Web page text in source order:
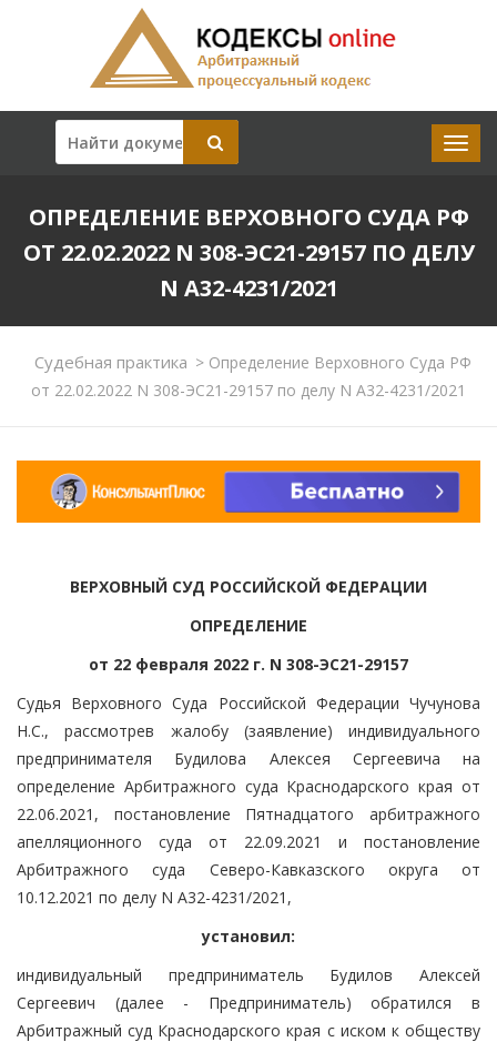
ОПРЕДЕЛЕНИЕ ВЕРХОВНОГО СУДА РФ
ОТ 22.02.2022 N 308-ЭС21-29157 ПО ДЕЛУ
N А32-4231/2021
Судебная практика >Определение Верховного Суда РФ
от 22.02.2022 N 308-ЭС21-29157 по делу N А32-4231/2021
ВЕРХОВНЫЙ СУД РОССИЙСКОЙ ФЕДЕРАЦИИ
ОПРЕДЕЛЕНИЕ
от 22 февраля 2022 г. N 308-ЭС21-29157
Судья Верховного Суда Российской Федерации Чучунова
Н.С., рассмотрев жалобу (заявление) индивидуального
предпринимателя Будилова Алексея Сергеевича на
определение Арбитражного суда Краснодарского края от
22.06.2021, постановление Пятнадцатого арбитражного
апелляционного суда от 22.09.2021 и постановление
Арбитражного суда Северо-Кавказского округа от
10.12.2021 по делу N А32-4231/2021,
установил:
индивидуальный предприниматель Будилов Алексей
Сергеевич (далее - Предприниматель) обратился в
Арбитражный суд Краснодарского края с иском к обществу